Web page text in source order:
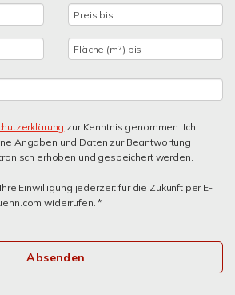
zur Kenntnis genommen. Ich
Angaben und Daten zur Beantwortung
erhoben und gespeichert werden.
Einwilligung jederzeit für die Zukunft per E-
widerrufen. *
Absenden